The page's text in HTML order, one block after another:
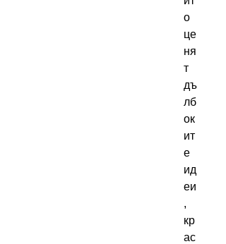
о
це
ня
т
дъ
лб
ок
ит
е
ид
еи
,
кр
ас